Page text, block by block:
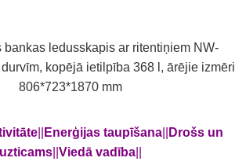
bankas ledusskapis ar ritentiņiem NW-
kopējā ietilpība 368 l, ārējie izmēri
806*723*1870 mm
Enerģijas taupīšana
Drošs un
uzticams Viedā vadība